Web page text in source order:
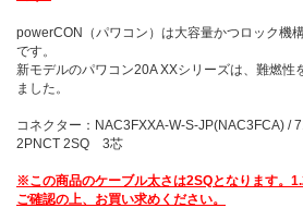
powerCON（パワコン）は大容量かつロック機
です。
新モデルのパワコン20A XXシリーズは、難燃性
ました。
コネクター：NAC3FXXA-W-S-JP(NAC3FCA) /
2PNCT 2SQ 3芯
※この商品のケーブル太さは2SQとなります。
ご確認の上、お買い求めください。